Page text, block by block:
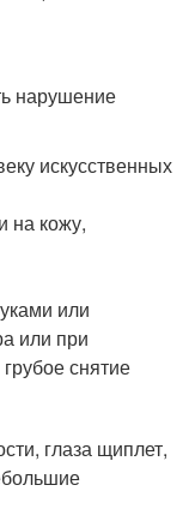
нарушение
искусственных
на кожу,
или
или при
снятие
глаза щиплет,